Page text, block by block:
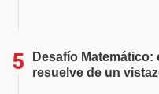
Desafío Matemático:
resuelve de un